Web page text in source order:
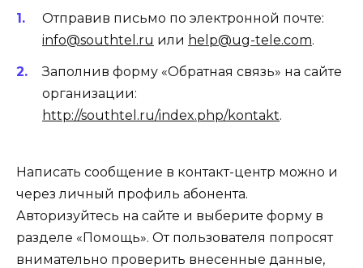
Отправив письмо по электронной почте:
info@southtel.ru или help@ug-tele.com.
Заполнив форму «Обратная связь» на сайте
организации:
http://southtel.ru/index.php/kontakt.
Написать сообщение в контакт-центр можно и
через личный профиль абонента.
Авторизуйтесь на сайте и выберите форму в
разделе «Помощь». От пользователя попросят
внимательно проверить внесенные данные,